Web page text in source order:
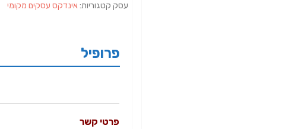
עסק קטגוריות:אינדקס עסקים מקומי
פרופיל
פרטי קשר